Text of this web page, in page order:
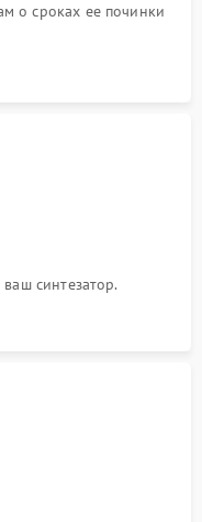
о сроках ее починки
синтезатор.